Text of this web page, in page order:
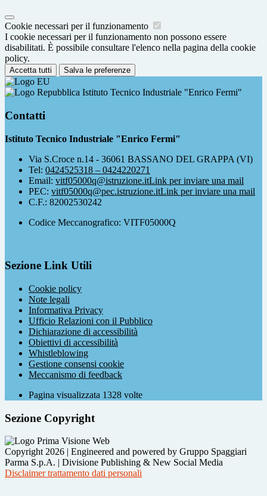
Cookie necessari per il funzionamento
I cookie necessari per il funzionamento non possono essere
disabilitati. È possibile consultare l'elenco nella pagina della cookie
policy.
Accetta tutti Salva le preferenze
Istituto Tecnico Industriale "Enrico Fermi"
Contatti
Istituto Tecnico Industriale "Enrico Fermi"
Via S.Croce n.14 - 36061 BASSANO DEL GRAPPA (VI)
Tel: 0424525318 – 0424220271
Email: vitf05000q@istruzione.itLink per inviare una mail
PEC: vitf05000q@pec.istruzione.itLink per inviare una mail
C.F.: 82002530242
Codice Meccanografico: VITF05000Q
Sezione Link Utili
Cookie policy
Note legali
Informativa Privacy
Ufficio Relazioni con il Pubblico
Dichiarazione di accessibilità
Obiettivi di accessibilità
Whistleblowing
Gestione consensi cookie
Meccanismo di feedback
Pagina visualizzata 1328 volte
Sezione Copyright
Copyright 2026 | Engineered and powered by Gruppo Spaggiari
Parma S.p.A. | Divisione Publishing & New Social Media
Disclaimer trattamento dati personali